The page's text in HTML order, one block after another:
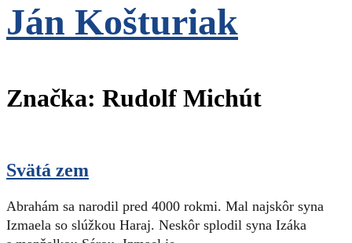
Ján Košturiak
Značka: Rudolf Michút
Svätá zem
Abrahám sa narodil pred 4000 rokmi. Mal najskôr syna
Izmaela so slúžkou Haraj. Neskôr splodil syna Izáka